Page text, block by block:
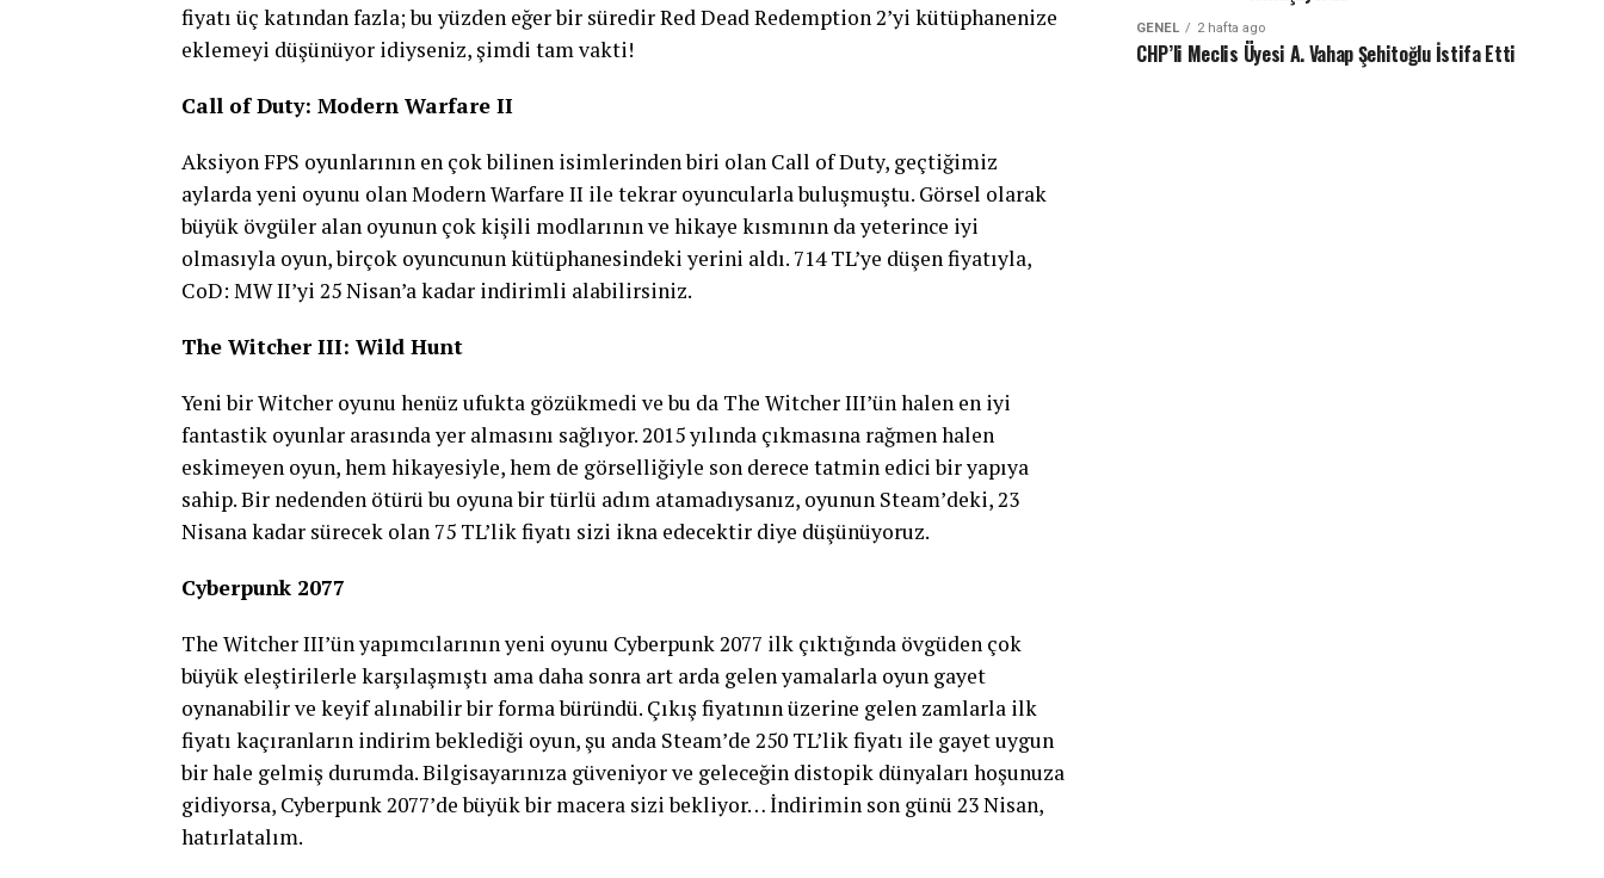
fiyatı üç katından fazla; bu yüzden eğer bir süredir Red Dead Redemption 2’yi kütüphanenize
eklemeyi düşünüyor idiyseniz, şimdi tam vakti!
Call of Duty: Modern Warfare II
Aksiyon FPS oyunlarının en çok bilinen isimlerinden biri olan Call of Duty, geçtiğimiz
aylarda yeni oyunu olan Modern Warfare II ile tekrar oyuncularla buluşmuştu. Görsel olarak
büyük övgüler alan oyunun çok kişili modlarının ve hikaye kısmının da yeterince iyi
olmasıyla oyun, birçok oyuncunun kütüphanesindeki yerini aldı. 714 TL’ye düşen fiyatıyla,
CoD: MW II’yi 25 Nisan’a kadar indirimli alabilirsiniz.
The Witcher III: Wild Hunt
Yeni bir Witcher oyunu henüz ufukta gözükmedi ve bu da The Witcher III’ün halen en iyi
fantastik oyunlar arasında yer almasını sağlıyor. 2015 yılında çıkmasına rağmen halen
eskimeyen oyun, hem hikayesiyle, hem de görselliğiyle son derece tatmin edici bir yapıya
sahip. Bir nedenden ötürü bu oyuna bir türlü adım atamadıysanız, oyunun Steam’deki, 23
Nisana kadar sürecek olan 75 TL’lik fiyatı sizi ikna edecektir diye düşünüyoruz.
Cyberpunk 2077
The Witcher III’ün yapımcılarının yeni oyunu Cyberpunk 2077 ilk çıktığında övgüden çok
büyük eleştirilerle karşılaşmıştı ama daha sonra art arda gelen yamalarla oyun gayet
oynanabilir ve keyif alınabilir bir forma büründü. Çıkış fiyatının üzerine gelen zamlarla ilk
fiyatı kaçıranların indirim beklediği oyun, şu anda Steam’de 250 TL’lik fiyatı ile gayet uygun
bir hale gelmiş durumda. Bilgisayarınıza güveniyor ve geleceğin distopik dünyaları hoşunuza
gidiyorsa, Cyberpunk 2077’de büyük bir macera sizi bekliyor… İndirimin son günü 23 Nisan,
hatırlatalım.
GENEL 2 hafta ago
CHP’li Meclis Üyesi A. Vahap Şehitoğlu İstifa Etti